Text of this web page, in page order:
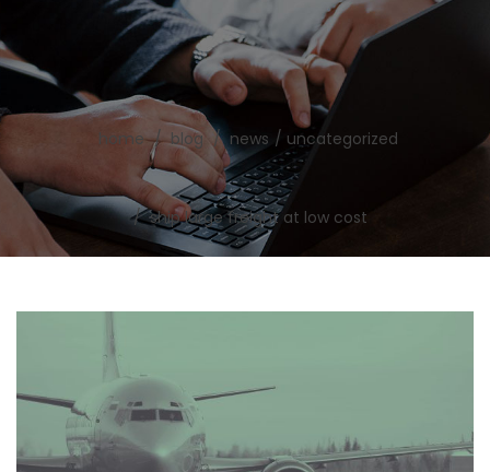
home blog news uncategorized
ship large freight at low cost